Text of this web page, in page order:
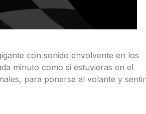
con sonido envolvente en los
minuto como si estuvieras en el
para ponerse al volante y sentir